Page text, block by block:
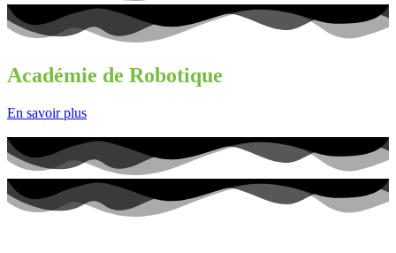
Académie de Robotique
En savoir plus